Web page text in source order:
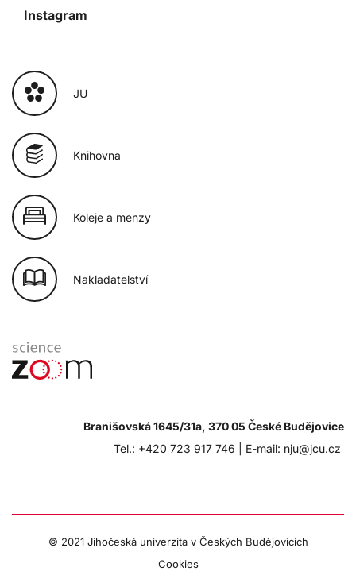
Instagram
JU
Knihovna
Koleje a menzy
Nakladatelství
Branišovská 1645/31a, 370 05 České Budějovice
Tel.: +420 723 917 746 | E-mail: nju@jcu.cz
© 2021 Jihočeská univerzita v Českých Budějovicích
Cookies